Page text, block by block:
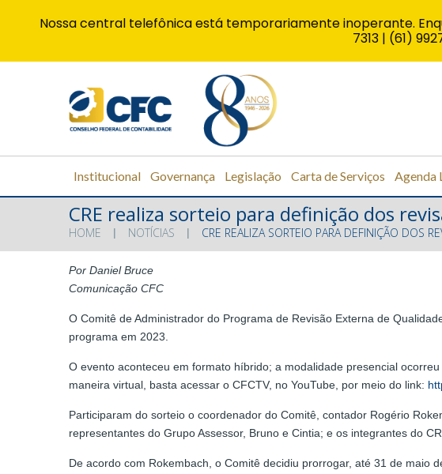
Institucional Governança Legislação Carta de Serviços Agenda
CRE realiza sorteio para definição dos
HOME NOTÍCIAS CRE REALIZA SORTEIO PARA DEFINIÇÃO DOS
Por Daniel Bruce
Comunicação CFC
O Comitê de Administrador do Programa de Revisão Externa de
programa em 2023.
O evento aconteceu em formato híbrido; a modalidade presencial
maneira virtual, basta acessar o CFCTV, no YouTube, por meio do link:
Participaram do sorteio o coordenador do Comitê, contador Rogério
representantes do Grupo Assessor, Bruno e Cintia; e os integrantes do
De acordo com Rokembach, o Comitê decidiu prorrogar, até 31 de maio
Nossa central telefônica está temporariamente inoperante.
7313 | (61)